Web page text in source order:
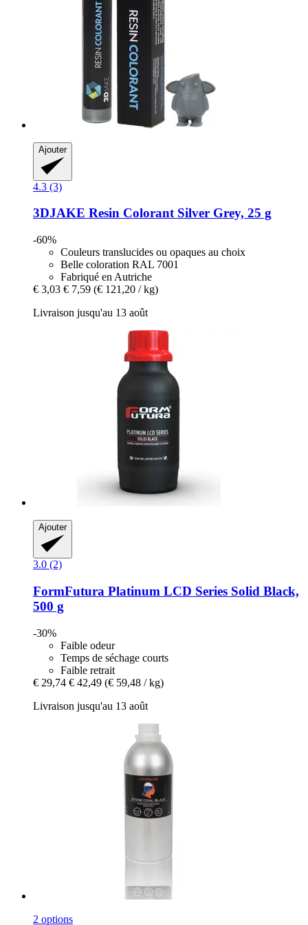
Ajouter
4.3 (3)
3DJAKE Resin Colorant Silver Grey, 25 g
-60%
Couleurs translucides ou opaques au choix
Belle coloration RAL 7001
Fabriqué en Autriche
€ 3,03 € 7,59 (€ 121,20 / kg)
Livraison jusqu'au 13 août
Ajouter
3.0 (2)
FormFutura Platinum LCD Series Solid Black,
500 g
-30%
Faible odeur
Temps de séchage courts
Faible retrait
€ 29,74 € 42,49 (€ 59,48 / kg)
Livraison jusqu'au 13 août
2 options